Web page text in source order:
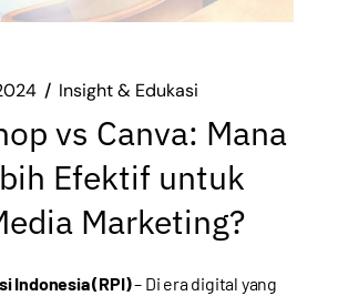
Insight & Edukasi
vs Canva: Mana
Efektif untuk
Marketing?
Indonesia (RPI)– Di era digital yang